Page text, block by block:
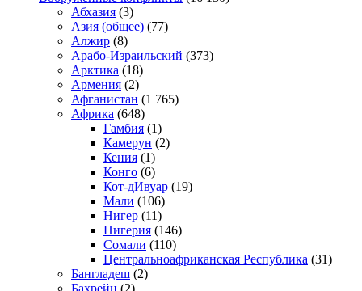
Абхазия (3)
Азия (общее) (77)
Алжир (8)
Арабо-Израильский (373)
Арктика (18)
Армения (2)
Афганистан (1 765)
Африка (648)
Гамбия (1)
Камерун (2)
Кения (1)
Конго (6)
Кот-дИвуар (19)
Мали (106)
Нигер (11)
Нигерия (146)
Сомали (110)
Центральноафриканская Республика (31)
Бангладеш (2)